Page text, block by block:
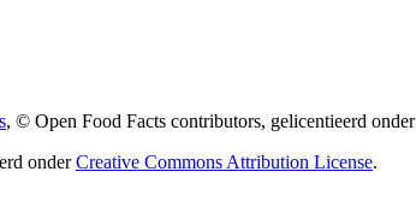
, © Open Food Facts contributors, gelicentieerd onder
onder Creative Commons Attribution License.